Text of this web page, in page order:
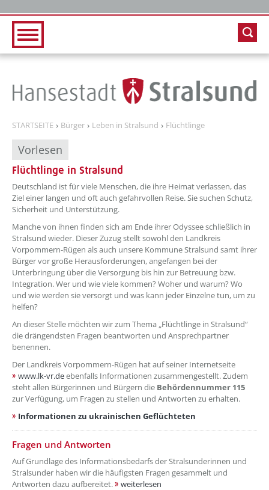
STARTSEITE Bürger Leben in Stralsund Flüchtlinge
Vorlesen
Flüchtlinge in Stralsund
??? absaetzeOben[1]/titel ???
Deutschland ist für viele Menschen, die ihre Heimat verlassen, das
Ziel einer langen und oft auch gefahrvollen Reise. Sie suchen Schutz,
Sicherheit und Unterstützung.
Manche von ihnen finden sich am Ende ihrer Odyssee schließlich in
Stralsund wieder. Dieser Zuzug stellt sowohl den Landkreis
Vorpommern-Rügen als auch unsere Kommune Stralsund samt ihrer
Bürger vor große Herausforderungen, angefangen bei der
Unterbringung über die Versorgung bis hin zur Betreuung bzw.
Integration. Wer und wie viele kommen? Woher und warum? Wo
und wie werden sie versorgt und was kann jeder Einzelne tun, um zu
helfen?
An dieser Stelle möchten wir zum Thema „Flüchtlinge in Stralsund“
die drängendsten Fragen beantworten und Ansprechpartner
benennen.
Der Landkreis Vorpommern-Rügen hat auf seiner Internetseite
www.lk-vr.deebenfalls Informationen zusammengestellt. Zudem
steht allen Bürgerinnen und Bürgern die Behördennummer 115
zur Verfügung, um Fragen zu stellen und Antworten zu erhalten.
Informationen zu ukrainischen Geflüchteten
??? absaetzeOben[2]/titel ???
Fragen und Antworten
Auf Grundlage des Informationsbedarfs der Stralsunderinnen und
Stralsunder haben wir die häufigsten Fragen gesammelt und
Antworten dazu aufbereitet.
weiterlesen